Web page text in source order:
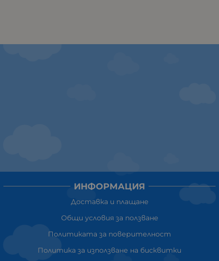
ИНФОРМАЦИЯ
Доставка и плащане
Общи условия за ползване
Политиката за поверителност
Политика за използване на бисквитки